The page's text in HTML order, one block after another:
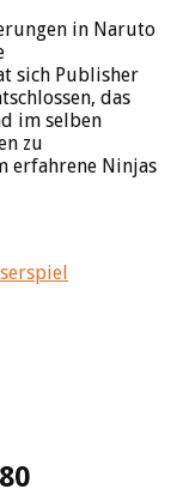
in Naruto
sich Publisher
das
im selben
zu
erfahrene Ninjas